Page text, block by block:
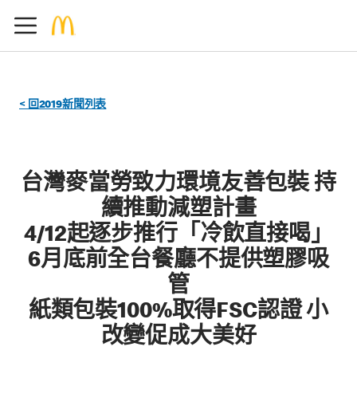
< 回2019新聞列表
台灣麥當勞致力環境友善包裝 持
續推動減塑計畫
4/12起逐步推行「冷飲直接喝」
6月底前全台餐廳不提供塑膠吸
管
紙類包裝100%取得FSC認證 小
改變促成大美好